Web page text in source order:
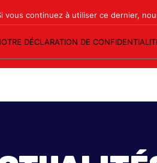
ESPACE ADHÉRENTS FORMATION
continuez à utiliser ce dernier,
DÉCLARATION DE